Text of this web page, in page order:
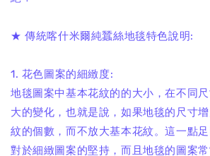
★ 傳統喀什米爾純蠶絲地毯特色說明:
1. 花色圖案的細緻度:
地毯圖案中基本花紋的的大小，在不同
大的變化，也就是說，如果地毯的尺寸
紋的個數，而不放大基本花紋。這一點
對於細緻圖案的堅持，而且地毯的圖案